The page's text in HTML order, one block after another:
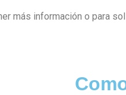
más información o para